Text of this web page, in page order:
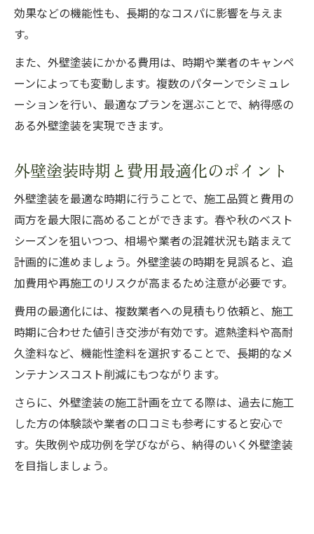
効果などの機能性も、長期的なコスパに影響を与えま
す。
また、外壁塗装にかかる費用は、時期や業者のキャンペ
ーンによっても変動します。複数のパターンでシミュレ
ーションを行い、最適なプランを選ぶことで、納得感の
ある外壁塗装を実現できます。
外壁塗装時期と費用最適化のポイント
外壁塗装を最適な時期に行うことで、施工品質と費用の
両方を最大限に高めることができます。春や秋のベスト
シーズンを狙いつつ、相場や業者の混雑状況も踏まえて
計画的に進めましょう。外壁塗装の時期を見誤ると、追
加費用や再施工のリスクが高まるため注意が必要です。
費用の最適化には、複数業者への見積もり依頼と、施工
時期に合わせた値引き交渉が有効です。遮熱塗料や高耐
久塗料など、機能性塗料を選択することで、長期的なメ
ンテナンスコスト削減にもつながります。
さらに、外壁塗装の施工計画を立てる際は、過去に施工
した方の体験談や業者の口コミも参考にすると安心で
す。失敗例や成功例を学びながら、納得のいく外壁塗装
を目指しましょう。